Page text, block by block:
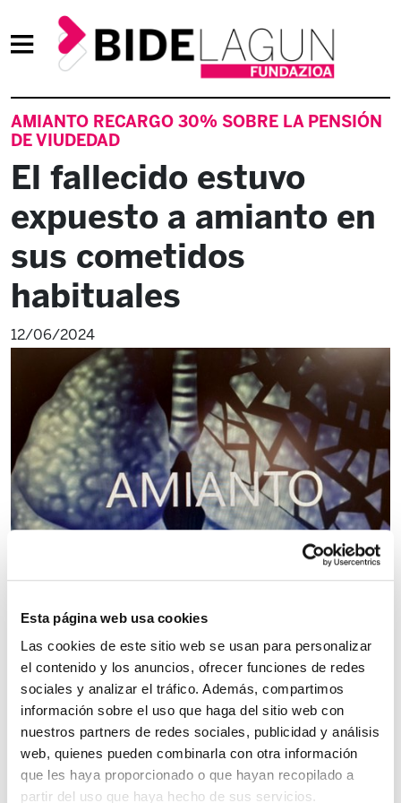
Esta página web usa cookies
Las cookies de este sitio web se usan para personalizar
el contenido y los anuncios, ofrecer funciones de redes
sociales y analizar el tráfico. Además, compartimos
información sobre el uso que haga del sitio web con
nuestros partners de redes sociales, publicidad y análisis
web, quienes pueden combinarla con otra información
que les haya proporcionado o que hayan recopilado a
partir del uso que haya hecho de sus servicios.
AMIANTO RECARGO 30% SOBRE LA PENSIÓN
DE VIUDEDAD
El fallecido estuvo
expuesto a amianto en
sus cometidos
habituales
12/06/2024
El INSS estimó la solicitud presentada por
BIDELAGUN FUNDAZIOA, reconociendo así la
relación de causa-efecto entre falta de
medidas de seguridad en la empresa y el
cáncer padecido por el trabajador.
El Instituto Nacional de la Seguridad Social impone a las